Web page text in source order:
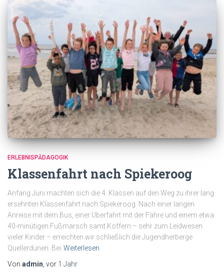
ERLEBNISPÄDAGOGIK
Klassenfahrt nach Spiekeroog
Anfang Juni machten sich die 4. Klassen auf den Weg zu ihrer lang
ersehnten Klassenfahrt nach Spiekeroog. Nach einer langen
Anreise mit dem Bus, einer Überfahrt mit der Fähre und einem etwa
40-minütigen Fußmarsch samt Koffern – sehr zum Leidwesen
vieler Kinder – erreichten wir schließlich die Jugendherberge
Quellerdünen. Bei Weiterlesen
Von admin , vor 1 Jahr